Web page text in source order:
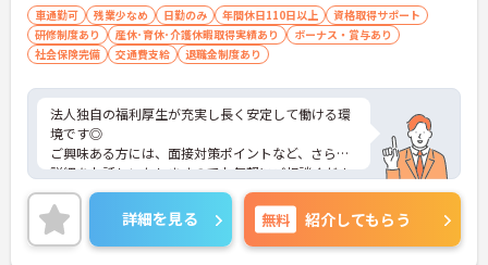
車通勤可 残業少なめ 日勤のみ 年間休日110日以上
資格取得サポート
研修制度あり
産休･育休･介護休暇取得実績あり
ボーナス・賞与あり
社会保険完備
交通費支給 退職金制度あり
法人独自の福利厚生が充実し長く安定して働ける環
境です◎
ご興味ある方には、面接対策ポイントなど、さらに
詳細をお話しいたしますのでお気軽にご相談くださ
い！
詳細を見る 無料 紹介してもらう